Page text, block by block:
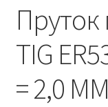
TIG
= 2,0 ММ